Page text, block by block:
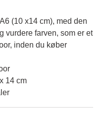
(10 x14 cm), med den
vurdere farven, som er et
inden du køber
14 cm